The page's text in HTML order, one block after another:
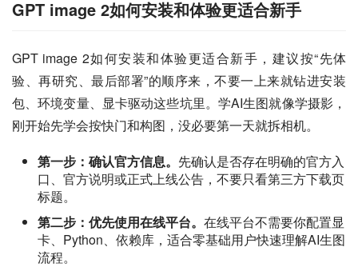
GPT image 2如何安装和体验更适合新手
GPT image 2如何安装和体验更适合新手，建议按“先体
验、再研究、最后部署”的顺序来，不要一上来就钻进安装
包、环境变量、显卡驱动这些坑里。学AI生图就像学摄影，
刚开始先学会按快门和构图，没必要第一天就拆相机。
第一步：确认官方信息。 先确认是否存在明确的官方入
口、官方说明或正式上线公告，不要只看第三方下载页
标题。
第二步：优先使用在线平台。 在线平台不需要你配置显
卡、Python、依赖库，适合零基础用户快速理解AI生图
流程。